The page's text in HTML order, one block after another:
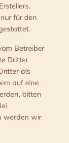
für den
Betreiber
Dritter
als
auf eine
bitten
werden wir